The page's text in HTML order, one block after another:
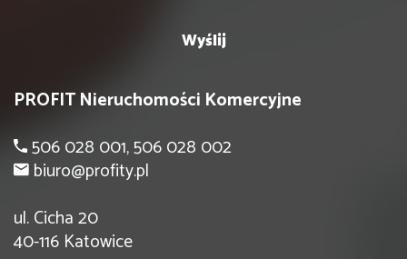
PROFIT Nieruchomości Komercyjne
506 028 001, 506 028 002
biuro@profity.pl
ul. Cicha 20
40-116 Katowice